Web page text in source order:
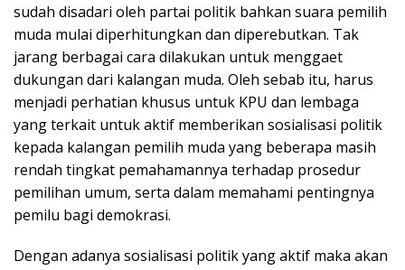
sudah disadari oleh partai politik bahkan suara pemilih
muda mulai diperhitungkan dan diperebutkan. Tak
jarang berbagai cara dilakukan untuk menggaet
dukungan dari kalangan muda. Oleh sebab itu, harus
menjadi perhatian khusus untuk KPU dan lembaga
yang terkait untuk aktif memberikan sosialisasi politik
kepada kalangan pemilih muda yang beberapa masih
rendah tingkat pemahamannya terhadap prosedur
pemilihan umum, serta dalam memahami pentingnya
pemilu bagi demokrasi.
Dengan adanya sosialisasi politik yang aktif maka akan